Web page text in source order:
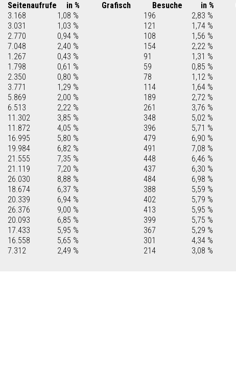
Seitenaufrufe in % Grafisch Besuche in %
3.168 1,08 % 196
2,83 %
3.031 1,03 % 121
1,74 %
2.770 0,94 % 108
1,56 %
7.048 2,40 % 154
2,22 %
1.267 0,43 % 91
1,31 %
1.798 0,61 % 59
0,85 %
2.350 0,80 % 78
1,12 %
3.771 1,29 % 114
1,64 %
5.869 2,00 % 189
2,72 %
6.513 2,22 % 261
3,76 %
11.302 3,85 % 348
5,02 %
11.872 4,05 % 396
5,71 %
16.995 5,80 % 479
6,90 %
19.984 6,82 % 491
7,08 %
21.555 7,35 % 448
6,46 %
21.119 7,20 % 437
6,30 %
26.030 8,88 % 484
6,98 %
18.674 6,37 % 388
5,59 %
20.339 6,94 % 402
5,79 %
26.376 9,00 % 413
5,95 %
20.093 6,85 % 399
5,75 %
17.433 5,95 % 367
5,29 %
16.558 5,65 % 301
4,34 %
7.312 2,49 % 214 3,08 %